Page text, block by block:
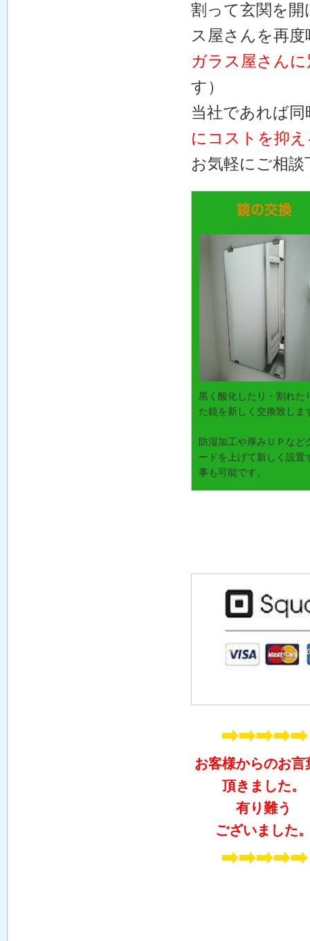
割って玄関を
ス屋さんを再
ガラス屋さん
す）
当社であれば
にコストを抑
お気軽にご相談
鏡の交換
黒く酸化したり・割れた
た鏡を新しく交換致しま
防湿加工や厚みＵＰなど
ードを上げて新しく設置
事も可能です。
➡➡➡➡➡
お客様からのお言
頂きました。
有り難う
ございました
➡➡➡➡➡